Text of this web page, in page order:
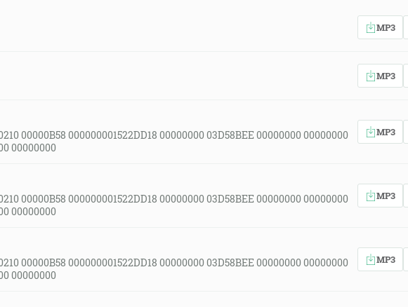
MP3
MP3
00000B58 000000001522DD18 00000000 03D58BEE 00000000 00000000
00000000
MP3
00000B58 000000001522DD18 00000000 03D58BEE 00000000 00000000
00000000
MP3
00000B58 000000001522DD18 00000000 03D58BEE 00000000 00000000
00000000
MP3